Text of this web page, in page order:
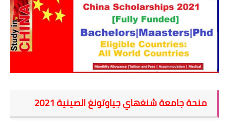
منحة جامعة شنغهاي جياوتونغ الصينية 2021